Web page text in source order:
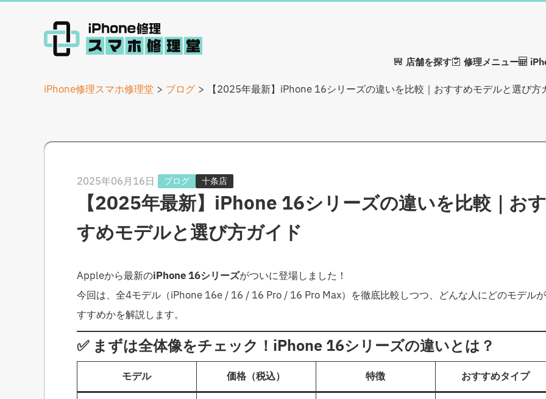
店舗を探す 修理メニュー
iPhone修理スマホ修理堂 ブログ 【2025年最新】iPhone 16シリーズの違いを比較｜おすすめモデルと選び方
2025年06月16日 ブログ 十条店
【2025年最新】iPhone 16シリーズの違いを比較｜おす
すめモデルと選び方ガイド
Appleから最新のiPhone 16シリーズがついに登場しました！
今回は、全4モデル（iPhone 16e / 16 / 16 Pro / 16 Pro Max）を徹底比較しつつ、どんな人にどのモデル
すすめかを解説します。
✅ まずは全体像をチェック！iPhone 16シリーズの違いとは？
モデル 価格（税込） 特徴 おすすめタイプ